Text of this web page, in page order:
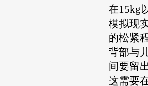
在15kg
模拟现
的松紧
背部与
间要留
这需要